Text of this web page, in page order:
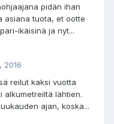
pidän ihan
asiana tuota, et ootte
ikäisinä ja nyt...
2016
reilut kaksi vuotta
alkumetreiltä lähtien.
ajan, koska...